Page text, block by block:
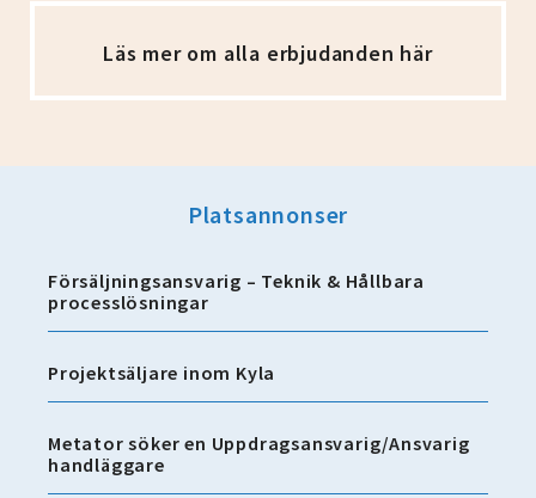
Läs mer om alla erbjudanden här
Platsannonser
Försäljningsansvarig – Teknik & Hållbara
processlösningar
Projektsäljare inom Kyla
Metator söker en Uppdragsansvarig/Ansvarig
handläggare